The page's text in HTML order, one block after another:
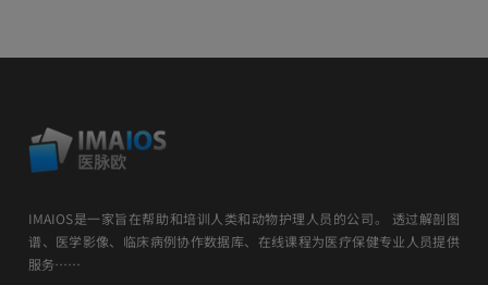
IMAIOS是一家旨在帮助和培训人类和动物护理人员的公司。 透过解剖图
谱、医学影像、临床病例协作数据库、在线课程为医疗保健专业人员提供
服务……